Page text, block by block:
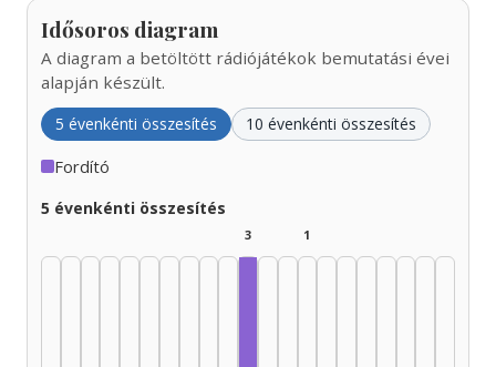
Idősoros diagram
A diagram a betöltött rádiójátékok bemutatási évei
alapján készült.
5 évenkénti összesítés 10 évenkénti összesítés
Fordító
5 évenkénti összesítés
3 1